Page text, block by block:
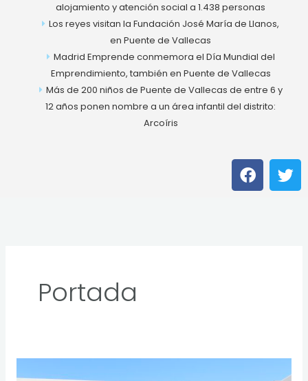
alojamiento y atención social a 1.438 personas
Los reyes visitan la Fundación José María de Llanos,
en Puente de Vallecas
Madrid Emprende conmemora el Día Mundial del
Emprendimiento, también en Puente de Vallecas
Más de 200 niños de Puente de Vallecas de entre 6 y
12 años ponen nombre a un área infantil del distrito:
Arcoíris
F
a
c
T
w
i
Portada